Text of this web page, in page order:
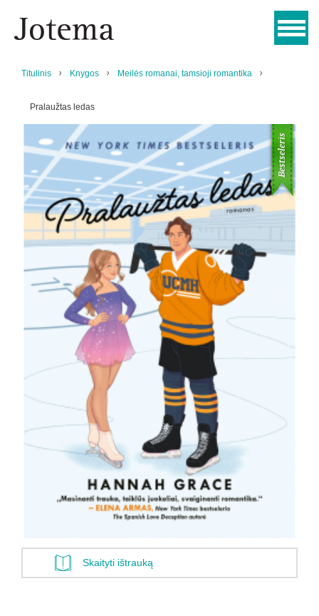
Titulinis Knygos Meilės romanai, tamsioji romantika
Pralaužtas ledas
Bestseleris
Skaityti ištrauką